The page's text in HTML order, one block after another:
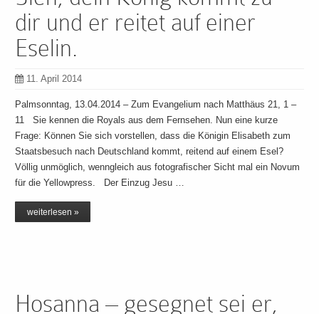
dir und er reitet auf einer
Eselin.
11. April 2014
Palmsonntag, 13.04.2014 – Zum Evangelium nach Matthäus 21, 1 –
11 Sie kennen die Royals aus dem Fernsehen. Nun eine kurze
Frage: Können Sie sich vorstellen, dass die Königin Elisabeth zum
Staatsbesuch nach Deutschland kommt, reitend auf einem Esel?
Völlig unmöglich, wenngleich aus fotografischer Sicht mal ein Novum
für die Yellowpress. Der Einzug Jesu …
weiterlesen »
Hosanna – gesegnet sei er,